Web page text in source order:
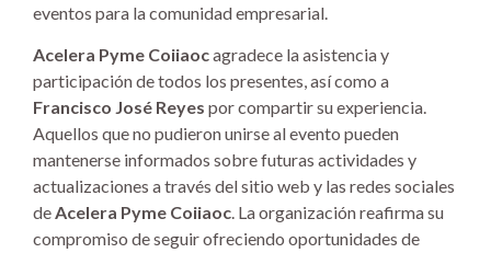
eventos para la comunidad empresarial.
Acelera Pyme Coiiaocagradece la asistencia y
participación de todos los presentes, así como a
Francisco José Reyes por compartir su experiencia.
Aquellos que no pudieron unirse al evento pueden
mantenerse informados sobre futuras actividades y
actualizaciones a través del sitio web y las redes sociales
deAcelera Pyme Coiiaoc. La organización reafirma su
compromiso de seguir ofreciendo oportunidades de